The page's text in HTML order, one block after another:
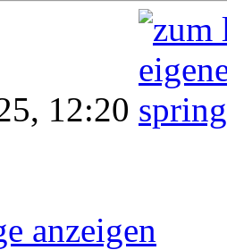
12:20
anzeigen